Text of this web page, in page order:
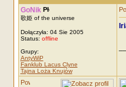
GoNik
歌姫 of the universe
Dołączyła: 04 Sie 2005
Status: offline
Grupy:
AntyWiP
Fanklub Lacus Clyne
Tajna Loża Knujów